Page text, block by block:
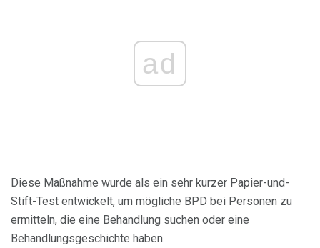
ad
Diese Maßnahme wurde als ein sehr kurzer Papier-und-
Stift-Test entwickelt, um mögliche BPD bei Personen zu
ermitteln, die eine Behandlung suchen oder eine
Behandlungsgeschichte haben.